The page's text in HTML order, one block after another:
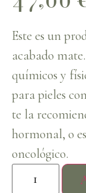
Este es un
acabado
químicos y
para pieles
te la
hormonal, o
oncológico.